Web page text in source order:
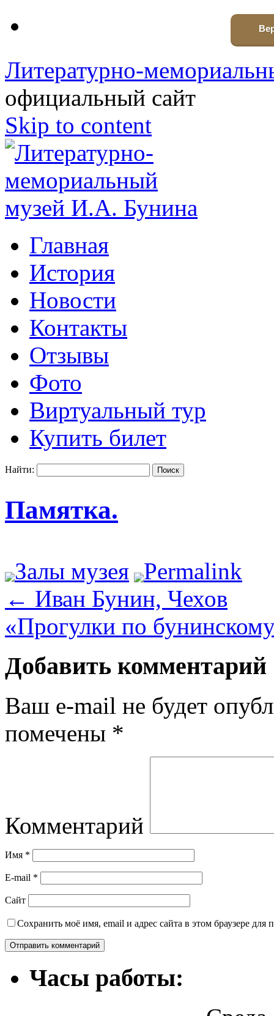
Литературно-
официальный сайт
Skip to content
Главная
История
Новости
Контакты
Отзывы
Фото
Виртуальный тур
Купить билет
Найти:
Памятка.
Залы музея Permalink
← Иван Бунин, Чехов
«Прогулки по
Добавить комментарий
Ваш e-mail не будет
помечены *
Комментарий
Имя *
E-mail *
Сайт
Сохранить моё имя, email и адрес сайта в этом браузере
Часы работы: